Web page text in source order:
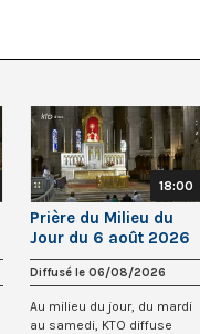
18:00
Prière du Milieu du
Jour du 6 août 2026
au Sacré-Coeur de
Montmartre
Diffusé le 06/08/2026
Au milieu du jour, du mardi
au samedi, KTO diffuse